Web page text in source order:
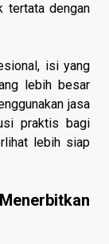
tertata dengan
isi yang
lebih besar
jasa
praktis bagi
lebih siap